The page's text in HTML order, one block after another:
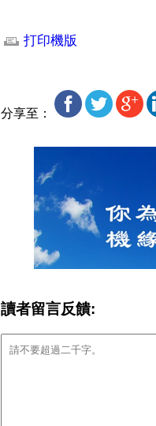
打印機版
分享至：
讀者留言反饋: